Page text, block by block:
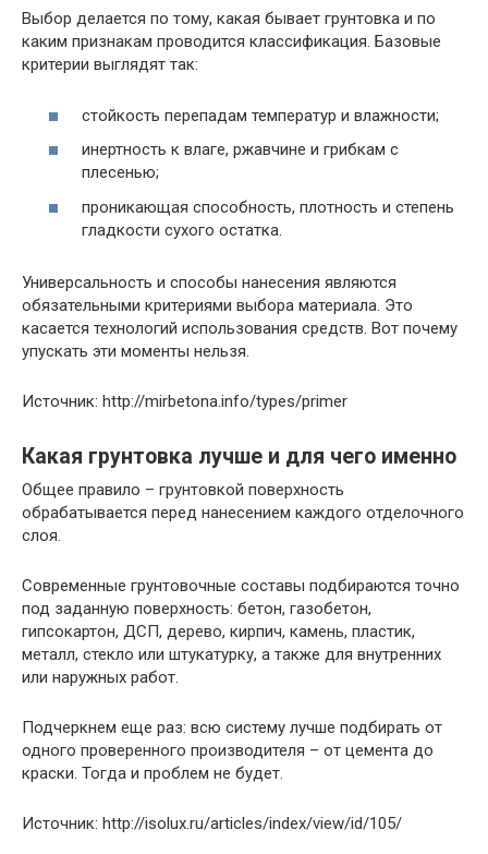
Выбор делается по тому, какая бывает грунтовка и по
каким признакам проводится классификация. Базовые
критерии выглядят так:
стойкость перепадам температур и влажности;
инертность к влаге, ржавчине и грибкам с
плесенью;
проникающая способность, плотность и степень
гладкости сухого остатка.
Универсальность и способы нанесения являются
обязательными критериями выбора материала. Это
касается технологий использования средств. Вот почему
упускать эти моменты нельзя.
Источник: http://mirbetona.info/types/primer
Какая грунтовка лучше и для чего именно
Общее правило – грунтовкой поверхность
обрабатывается перед нанесением каждого отделочного
слоя.
Современные грунтовочные составы подбираются точно
под заданную поверхность: бетон, газобетон,
гипсокартон, ДСП, дерево, кирпич, камень, пластик,
металл, стекло или штукатурку, а также для внутренних
или наружных работ.
Подчеркнем еще раз: всю систему лучше подбирать от
одного проверенного производителя – от цемента до
краски. Тогда и проблем не будет.
Источник: http://isolux.ru/articles/index/view/id/105/